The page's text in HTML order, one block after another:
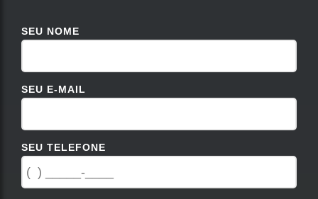
SEU NOME
SEU E-MAIL
SEU TELEFONE